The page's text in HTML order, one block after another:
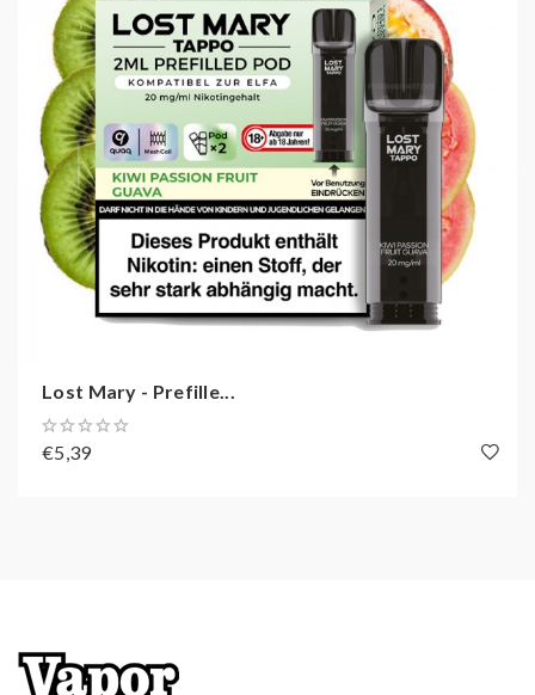
Watermelon:Wassermelone
Watermelon Cherry:Wassermelone, Kirsche
Warermelon Mojito:Saft der Wassermelone
gemixt mit einem frischen Mojito
DerLost Mary Tappo Podist speziell für den
gleichnamigen Akku mit 750 mAhentwickelt worden
und fungiert als perfekt passende Cartridge. Jeder
austauschbare Pod wird mit2 Millilitern Nikotinsalz-
Liquidgeliefert, das eine Nikotinkonzentration von 20
mg/ml aufweist, unabhängig von der gewählten
Es stehen insgesamt10 verschiedene
Geschmacksrichtungen
Pro bestellter Verpackungseinheit erhalten Sie zwei
Lost Mary - Prefille...
€5,39